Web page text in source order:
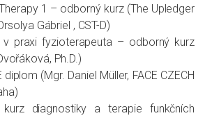
1 – odborný kurz (The Upledger
Gábriel , CST-D)
v praxi fyzioterapeuta – odborný kurz
Ph.D.)
diplom (Mgr. Daniel Müller, FACE CZECH
kurz diagnostiky a terapie funkčních